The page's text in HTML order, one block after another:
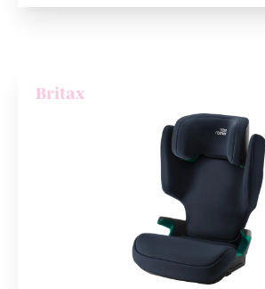
Britax